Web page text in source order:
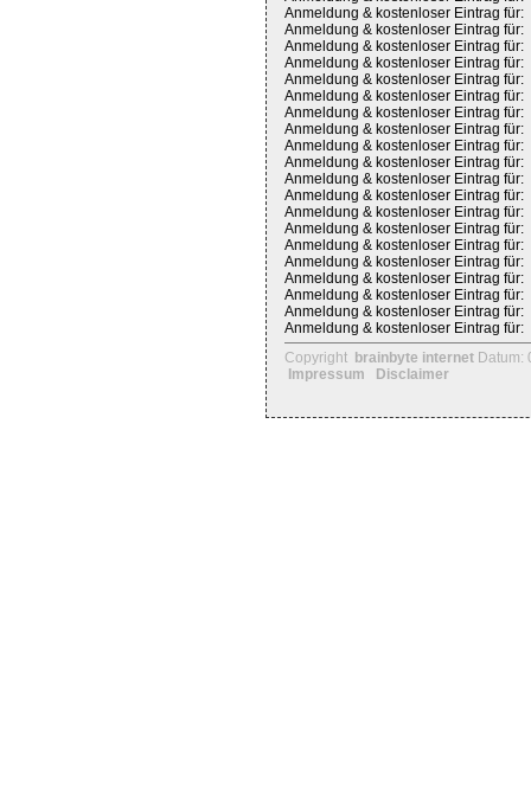
Anmeldung & kostenloser Eintrag für:
Anmeldung & kostenloser Eintrag für:
Anmeldung & kostenloser Eintrag für:
Anmeldung & kostenloser Eintrag für:
Anmeldung & kostenloser Eintrag für:
Anmeldung & kostenloser Eintrag für:
Anmeldung & kostenloser Eintrag für:
Anmeldung & kostenloser Eintrag für:
Anmeldung & kostenloser Eintrag für:
Anmeldung & kostenloser Eintrag für:
Anmeldung & kostenloser Eintrag für:
Anmeldung & kostenloser Eintrag für:
Anmeldung & kostenloser Eintrag für:
Anmeldung & kostenloser Eintrag für:
Anmeldung & kostenloser Eintrag für:
Anmeldung & kostenloser Eintrag für:
Anmeldung & kostenloser Eintrag für:
Anmeldung & kostenloser Eintrag für:
Anmeldung & kostenloser Eintrag für:
Anmeldung & kostenloser Eintrag für:
Copyright brainbyte internet Datum:
Impressum
Disclaimer